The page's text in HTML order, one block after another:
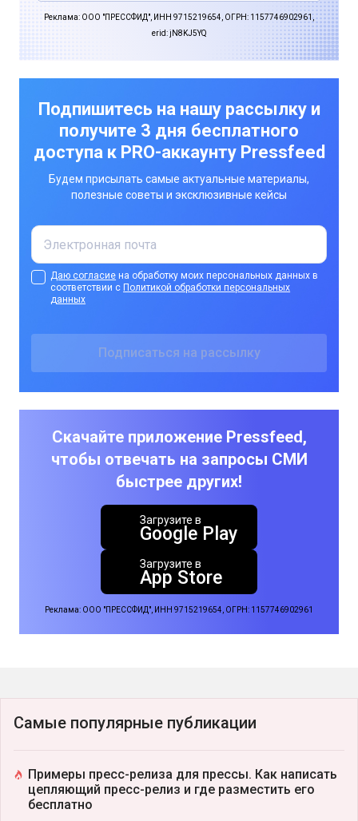
Реклама: ООО "ПРЕССФИД", ИНН 9715219654, ОГРН: 1157746902961,
erid: jN8KJ5YQ
Подпишитесь на нашу рассылку и
получите 3 дня бесплатного
доступа к PRO-аккаунту Pressfeed
Будем присылать самые актуальные материалы,
полезные советы и эксклюзивные кейсы
Даю согласие на обработку моих персональных данных в
соответствии с Политикой обработки персональных
данных
Скачайте приложение Pressfeed,
чтобы отвечать на запросы СМИ
быстрее других!
Загрузите в
Google Play
Загрузите в
App Store
Реклама: ООО "ПРЕССФИД", ИНН 9715219654, ОГРН: 1157746902961
Самые популярные публикации
Примеры пресс-релиза для прессы. Как написать
цепляющий пресс-релиз и где разместить его
бесплатно